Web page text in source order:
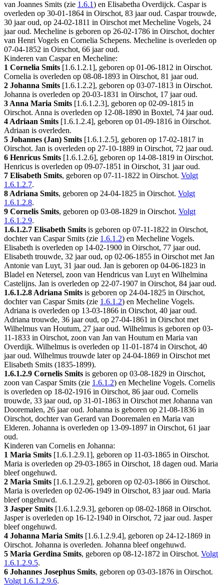
van Joannes Smits (zie 1.6.1) en Elisabetha Overdijck. Caspar is
overleden op 30-01-1864 in Oirschot, 83 jaar oud. Caspar trouwde,
30 jaar oud, op 24-02-1811 in Oirschot met Mecheline Vogels, 24
jaar oud. Mecheline is geboren op 26-02-1786 in Oirschot, dochter
van Henri Vogels en Cornelia Schepens. Mecheline is overleden op
07-04-1852 in Oirschot, 66 jaar oud.
Kinderen van Caspar en Mecheline:
1 Cornelia Smits [1.6.1.2.1], geboren op 01-06-1812 in Oirschot.
Cornelia is overleden op 08-08-1893 in Oirschot, 81 jaar oud.
2 Johanna Smits [1.6.1.2.2], geboren op 03-07-1813 in Oirschot.
Johanna is overleden op 20-03-1831 in Oirschot, 17 jaar oud.
3 Anna Maria Smits [1.6.1.2.3], geboren op 02-09-1815 in
Oirschot. Anna is overleden op 12-08-1890 in Boxtel, 74 jaar oud.
4 Adriaan Smits [1.6.1.2.4], geboren op 01-09-1816 in Oirschot.
Adriaan is overleden.
5 Johannes (Jan) Smits [1.6.1.2.5], geboren op 17-02-1817 in
Oirschot. Jan is overleden op 27-10-1889 in Oirschot, 72 jaar oud.
6 Henricus Smits [1.6.1.2.6], geboren op 14-08-1819 in Oirschot.
Henricus is overleden op 09-07-1851 in Oirschot, 31 jaar oud.
7 Elisabeth Smits, geboren op 07-11-1822 in Oirschot. Volgt
1.6.1.2.7.
8 Adriana Smits, geboren op 24-04-1825 in Oirschot. Volgt
1.6.1.2.8.
9 Cornelis Smits, geboren op 03-08-1829 in Oirschot. Volgt
1.6.1.2.9.
1.6.1.2.7 Elisabeth Smits is geboren op 07-11-1822 in Oirschot,
dochter van Caspar Smits (zie 1.6.1.2) en Mecheline Vogels.
Elisabeth is overleden op 14-02-1900 in Oirschot, 77 jaar oud.
Elisabeth trouwde, 32 jaar oud, op 02-06-1855 in Oirschot met Jan
Antonie van Luyt, 31 jaar oud. Jan is geboren op 04-06-1823 in
Bladel en Netersel, zoon van Hendricus van Luyt en Wilhelmina
Castelijns. Jan is overleden op 22-07-1907 in Oirschot, 84 jaar oud.
1.6.1.2.8 Adriana Smits is geboren op 24-04-1825 in Oirschot,
dochter van Caspar Smits (zie 1.6.1.2) en Mecheline Vogels.
Adriana is overleden op 13-03-1866 in Oirschot, 40 jaar oud.
Adriana trouwde, 36 jaar oud, op 27-04-1861 in Oirschot met
Wilhelmus van Houtum, 27 jaar oud. Wilhelmus is geboren op 03-
11-1833 in Oirschot, zoon van Jan van Houtum en Maria van
Overdijk. Wilhelmus is overleden op 11-01-1874 in Oirschot, 40
jaar oud. Wilhelmus trouwde later op 24-04-1869 in Oirschot met
Elisabeth Smits (1835-1899).
1.6.1.2.9 Cornelis Smits is geboren op 03-08-1829 in Oirschot,
zoon van Caspar Smits (zie 1.6.1.2) en Mecheline Vogels. Cornelis
is overleden op 18-02-1916 in Oirschot, 86 jaar oud. Cornelis
trouwde, 33 jaar oud, op 31-01-1863 in Oirschot met Johanna van
Dooremalen, 26 jaar oud. Johanna is geboren op 21-08-1836 in
Oirschot, dochter van Gerard van Dooremalen en Maria van
Elderen. Johanna is overleden op 13-09-1897 in Oirschot, 61 jaar
oud.
Kinderen van Cornelis en Johanna:
1 Maria Smits [1.6.1.2.9.1], geboren op 11-03-1865 in Oirschot.
Maria is overleden op 29-03-1865 in Oirschot, 18 dagen oud. Maria
bleef ongehuwd.
2 Maria Smits [1.6.1.2.9.2], geboren op 02-03-1866 in Oirschot.
Maria is overleden op 02-06-1949 in Oirschot, 83 jaar oud. Maria
bleef ongehuwd.
3 Jasper Smits [1.6.1.2.9.3], geboren op 08-02-1868 in Oirschot.
Jasper is overleden op 16-12-1940 in Oirschot, 72 jaar oud. Jasper
bleef ongehuwd.
4 Johanna Maria Smits [1.6.1.2.9.4], geboren op 24-12-1869 in
Oirschot. Johanna is overleden. Johanna bleef ongehuwd.
5 Maria Gerdina Smits, geboren op 08-12-1872 in Oirschot. Volgt
1.6.1.2.9.5.
6 Johannes Josephus Smits, geboren op 03-03-1876 in Oirschot.
Volgt 1.6.1.2.9.6.